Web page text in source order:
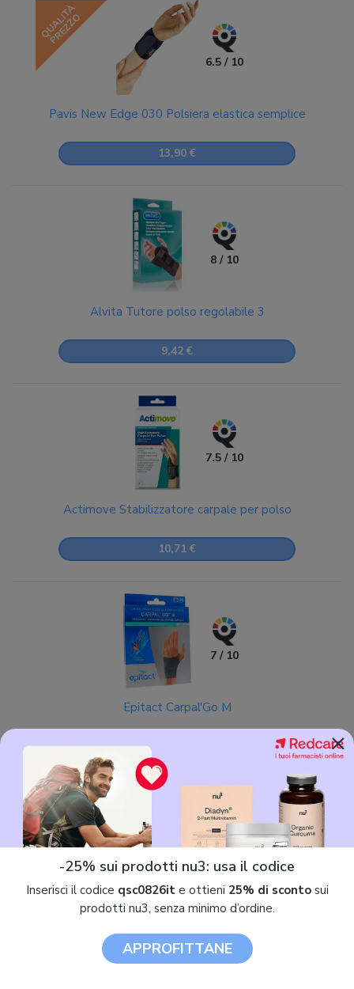
QUALITÀ
PREZZO
6.5 / 10
Pavis New Edge 030 Polsiera elastica semplice
13,90 €
8 / 10
Alvita Tutore polso regolabile 3
9,42 €
7.5 / 10
Actimove Stabilizzatore carpale per polso
10,71 €
7 / 10
Epitact Carpal'Go M
Tutori polso in offerta
Tutti i tutori polso
×
-25% sui prodotti nu3: usa il codice
Inserisci il codice qsc0826ite ottieni 25% di scontosui
prodotti nu3, senza minimo d’ordine.
APPROFITTANE